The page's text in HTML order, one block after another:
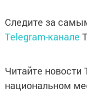
Следите за
Telegram-канале
Читайте новости
национальном